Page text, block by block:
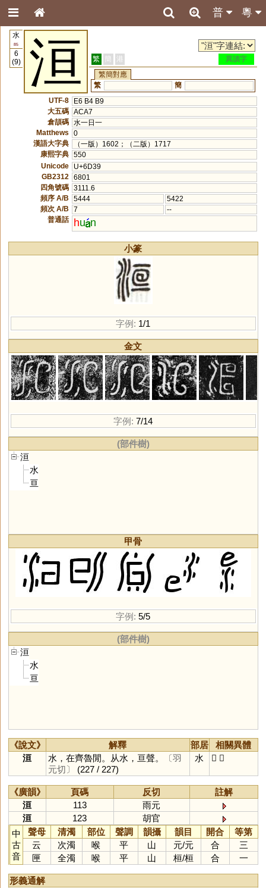
粵
普
水
85
6
(9)
洹 繁 簡 港
異讀字
繁簡對應
繁
簡
UTF-8
E6 B4 B9
大五碼 ACA7
倉頡碼 水一日一
Matthews
0
漢語大字典
（一版）1602；（二版）1717
康熙字典 550
Unicode
U+6D39
GB2312
6801
四角號碼 3111.6
頻序 A/B
5444
5422
頻次 A/B
7
--
普通話
hu n
小篆
字例: 1/1
金文
字例: 7/14
(部件樹)
洹
水
亘
甲骨
字例: 5/5
(部件樹)
洹
水
亘
《說文》 解釋 部居
相關異體
洹
水，在齊魯閒。从水，亘聲。
〔羽
元切〕
(227 / 227)
水 𣷻 𣵨
《廣韻》 頁碼 反切
註解
洹
113
雨元
洹
123
胡官
中
古
音
聲母 清濁 部位 聲調 韻攝 韻目 開合
等第
云
次濁 喉 平 山 元/元 合
三
匣
全濁 喉 平 山 桓/桓 合 一
形義通解